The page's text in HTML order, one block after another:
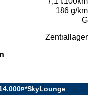
186 g/km
G
Zentrallager